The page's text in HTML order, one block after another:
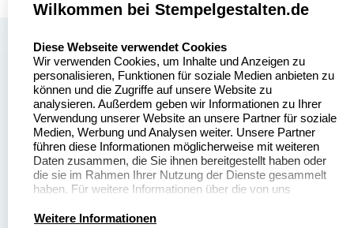
Stempelgestalten.de
Asterlager Straße 97
47228 Duisburg
Deutschland
Über uns
Sitemap
Alle
Stempelinformationen
Dateivorgaben
Wilkommen bei Stempelgestalten.de
Diese Webseite verwendet Cookies
Wir verwenden Cookies, um Inhalte und Anzeigen zu
personalisieren, Funktionen für soziale Medien anbieten zu
können und die Zugriffe auf unsere Website zu
analysieren. Außerdem geben wir Informationen zu Ihrer
Verwendung unserer Website an unsere Partner für soziale
Medien, Werbung und Analysen weiter. Unsere Partner
führen diese Informationen möglicherweise mit weiteren
Daten zusammen, die Sie ihnen bereitgestellt haben oder
die sie im Rahmen Ihrer Nutzung der Dienste gesammelt
haben. Für weitere Informationen über die von uns
Datenschutzerklärung.
Weitere Informationen